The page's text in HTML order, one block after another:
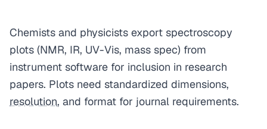
Chemists and physicists export spectroscopy
plots (NMR, IR, UV-Vis, mass spec) from
instrument software for inclusion in research
papers. Plots need standardized dimensions,
resolution, and format for journal requirements.